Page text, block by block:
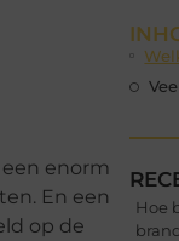
enorm
En een
op de
Hoe